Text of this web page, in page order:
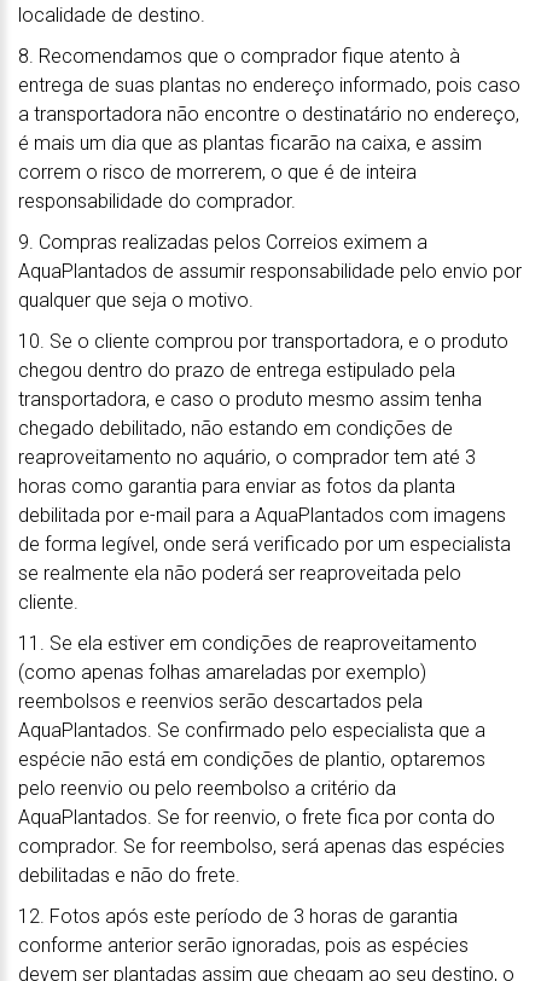
localidade de destino.
8. Recomendamos que o comprador fique atento à
entrega de suas plantas no endereço informado, pois caso
a transportadora não encontre o destinatário no endereço,
é mais um dia que as plantas ficarão na caixa, e assim
correm o risco de morrerem, o que é de inteira
responsabilidade do comprador.
9. Compras realizadas pelos Correios eximem a
AquaPlantados de assumir responsabilidade pelo envio por
qualquer que seja o motivo.
10. Se o cliente comprou por transportadora, e o produto
chegou dentro do prazo de entrega estipulado pela
transportadora, e caso o produto mesmo assim tenha
chegado debilitado, não estando em condições de
reaproveitamento no aquário, o comprador tem até 3
horas como garantia para enviar as fotos da planta
debilitada por e-mail para a AquaPlantados com imagens
de forma legível, onde será verificado por um especialista
se realmente ela não poderá ser reaproveitada pelo
cliente.
11. Se ela estiver em condições de reaproveitamento
(como apenas folhas amareladas por exemplo)
reembolsos e reenvios serão descartados pela
AquaPlantados. Se confirmado pelo especialista que a
espécie não está em condições de plantio, optaremos
pelo reenvio ou pelo reembolso a critério da
AquaPlantados. Se for reenvio, o frete fica por conta do
comprador. Se for reembolso, será apenas das espécies
debilitadas e não do frete.
12. Fotos após este período de 3 horas de garantia
conforme anterior serão ignoradas, pois as espécies
devem ser plantadas assim que chegam ao seu destino, o